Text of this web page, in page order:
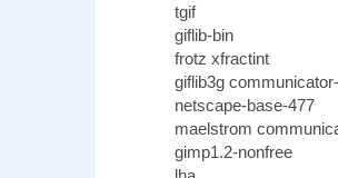
tgif
giflib-bin
frotz xfractint
giflib3g
netscape-base-477
maelstrom
gimp1.2-nonfree